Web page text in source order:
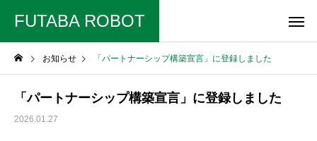
FUTABA ROBOT
お知らせ 「パートナーシップ構築宣言」に登録しました
「パートナーシップ構築宣言」に登録しました
2026.01.27